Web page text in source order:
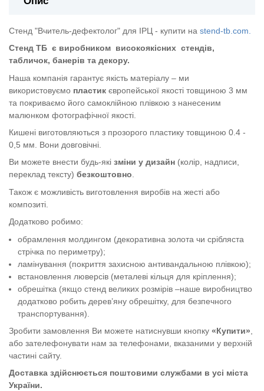
Стенд "Вчитель-дефектолог" для ІРЦ - купити на stend-tb.com.
Стенд ТБ є виробником високоякісних стендів,
табличок, банерів та декору.
Наша компанія гарантує якість матеріалу – ми
використовуємо пластик європейської якості товщиною 3 мм
та покриваємо його самоклійною плівкою з нанесеним
малюнком фотографічної якості.
Кишені виготовляються з прозорого пластику товщиною 0.4 -
0,5 мм. Вони довговічні.
Ви можете внести будь-які зміни у дизайн (колір, надписи,
переклад тексту) безкоштовно.
Також є можливість виготовлення виробів на жесті або
композиті.
Додатково робимо:
обрамлення молдингом (декоративна золота чи срібляста
стрічка по периметру);
ламінування (покриття захисною антивандальною плівкою);
встановлення люверсів (металеві кільця для кріплення);
обрешітка (якщо стенд великих розмірів –наше виробництво
додатково робить дерев’яну обрешітку, для безпечного
транспортування).
Зробити замовлення Ви можете натиснувши кнопку «Купити»
або зателефонувати нам за телефонами, вказаними у верхній
частині сайту.
Доставка здійснюється поштовими службами в усі міста
України.